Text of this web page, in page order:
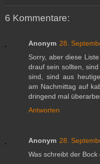
6 Kommentare:
Anonym 28.
Sorry, aber diese
drauf sein sollten,
sind, sind aus
am Nachmittag auf
dringend mal
Antworten
Anonym 28.
Was schreibt der Bock